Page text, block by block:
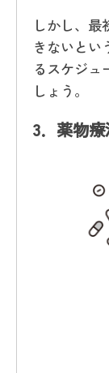
しかし、
きないとい
るスケジュ
しょう。
3． 薬物